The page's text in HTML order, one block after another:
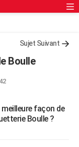
Sujet Suivant
Boulle
façon de
Boulle ?